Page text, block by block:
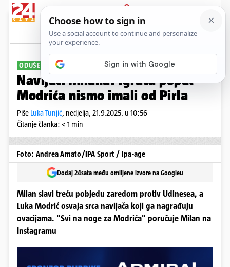
PRIJAVA
Sport Komentari
ODUŠEVLJENI 'VATRENIM'
Navijači Milana: Igrača poput
Modrića nismo imali od Pirla
Piše Luka Tunjić, nedjelja, 21.9.2025. u 10:56
Čitanje članka: < 1 min
Foto: Andrea Amato/IPA Sport / ipa-age
Dodaj 24sata među omiljene izvore na Googleu
Milan slavi treću pobjedu zaredom protiv Udinesea, a
Luka Modrić osvaja srca navijača koji ga nagrađuju
ovacijama. "Svi na noge za Modrića" poručuje Milan na
Instagramu